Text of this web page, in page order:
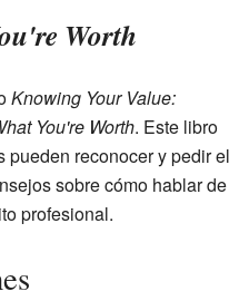
Worth
Knowing Your Value:
You're Worth. Este libro
pueden reconocer y pedir el
sobre cómo hablar de
profesional.